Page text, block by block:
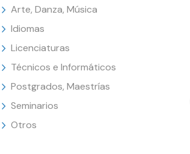
Arte, Danza, Música
Idiomas
Licenciaturas
Técnicos e Informáticos
Postgrados, Maestrías
Seminarios
Otros